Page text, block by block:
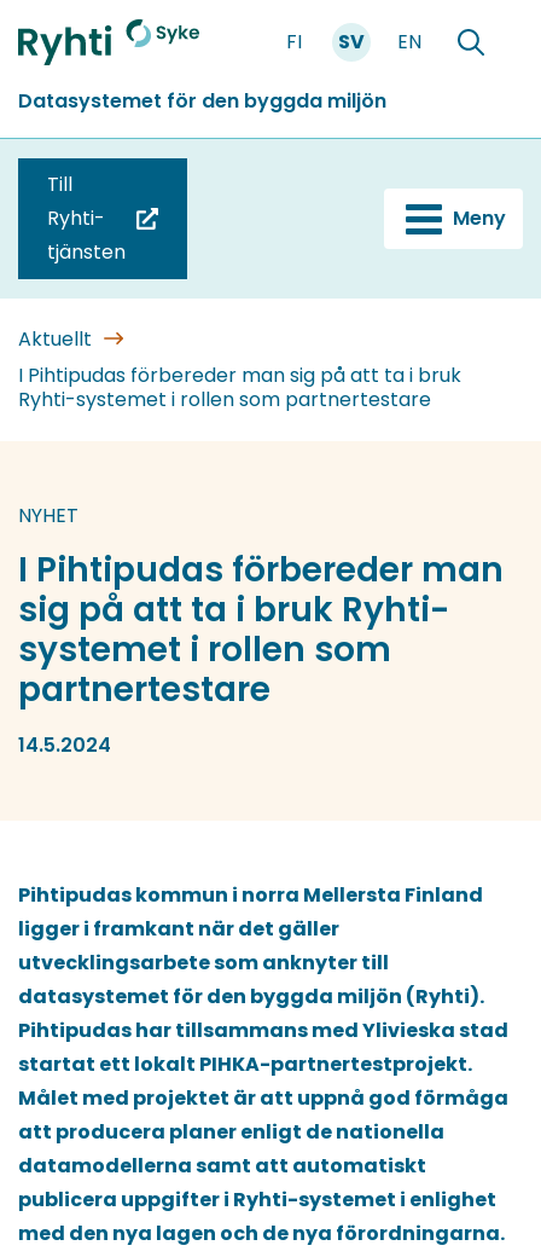
till
Förstasidan
FI SV EN
Söka
Datasystemet för den byggda miljön
Till
Ryhti-
tjänsten
blir
omdirigerad
till
en
annan
Meny
Aktuellt
I Pihtipudas förbereder man sig på att ta i bruk
Ryhti-systemet i rollen som partnertestare
NYHET
I Pihtipudas förbereder man
sig på att ta i bruk Ryhti-
systemet i rollen som
partnertestare
14.5.2024
Pihtipudas kommun i norra Mellersta Finland
ligger i framkant när det gäller
utvecklingsarbete som anknyter till
datasystemet för den byggda miljön (Ryhti).
Pihtipudas har tillsammans med Ylivieska stad
startat ett lokalt PIHKA-partnertestprojekt.
Målet med projektet är att uppnå god förmåga
att producera planer enligt de nationella
datamodellerna samt att automatiskt
publicera uppgifter i Ryhti-systemet i enlighet
med den nya lagen och de nya förordningarna.